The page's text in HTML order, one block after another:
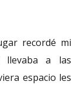
recordé mi
llevaba a las
espacio les